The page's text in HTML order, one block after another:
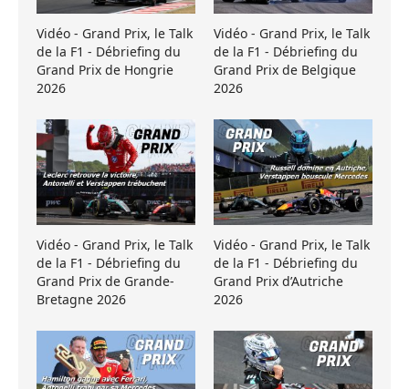
Vidéo - Grand Prix, le Talk
de la F1 - Débriefing du
Grand Prix de Hongrie
2026
Vidéo - Grand Prix, le Talk
de la F1 - Débriefing du
Grand Prix de Belgique
2026
Vidéo - Grand Prix, le Talk
de la F1 - Débriefing du
Grand Prix de Grande-
Bretagne 2026
Vidéo - Grand Prix, le Talk
de la F1 - Débriefing du
Grand Prix d’Autriche
2026